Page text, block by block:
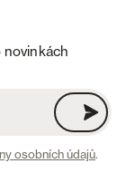
osobních údajů.